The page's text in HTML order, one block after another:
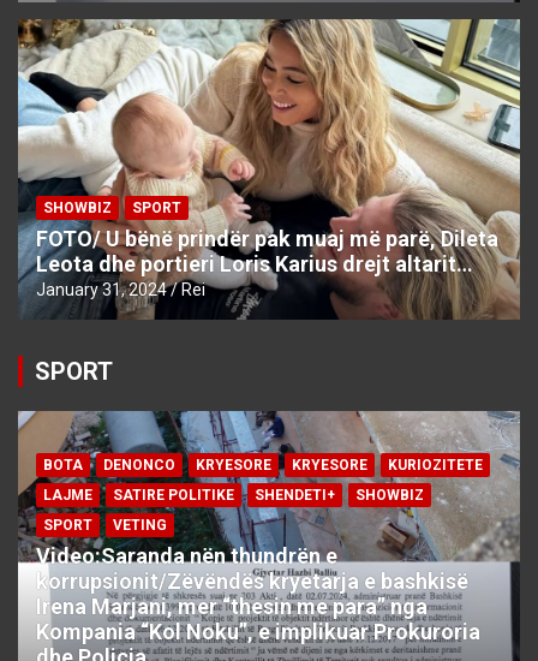
SHOWBIZ SPORT
FOTO/ U bënë prindër pak muaj më parë, Dileta
Leota dhe portieri Loris Karius drejt altarit…
January 31, 2024 Rei
SPORT
BOTA DENONCO KRYESORE KRYESORE
KURIOZITETE
LAJME
SATIRE POLITIKE SHENDETI+
SHOWBIZ
SPORT
VETING
Video:Saranda nën thundrën e
korrupsionit/Zëvëndës kryetarja e bashkisë
Irena Marjani, mer “thesin me para” nga
Kompania “Kol Noku”, e implikuar Prokuroria